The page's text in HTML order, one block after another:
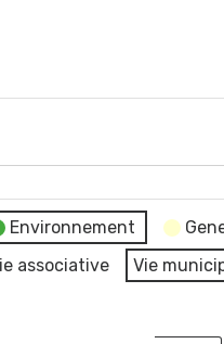
Environnement
associative
Vie